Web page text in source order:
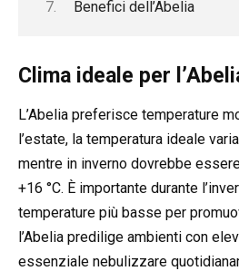
Benefici dell’Abelia
Clima ideale per
L’Abelia preferisce temperature
l’estate, la temperatura ideale
mentre in inverno dovrebbe
+16 °C. È importante durante
temperature più basse per
l’Abelia predilige ambienti con
essenziale nebulizzare